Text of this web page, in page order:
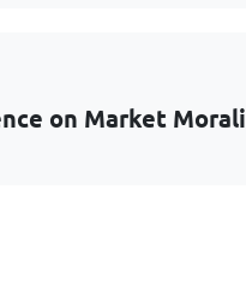
on Market